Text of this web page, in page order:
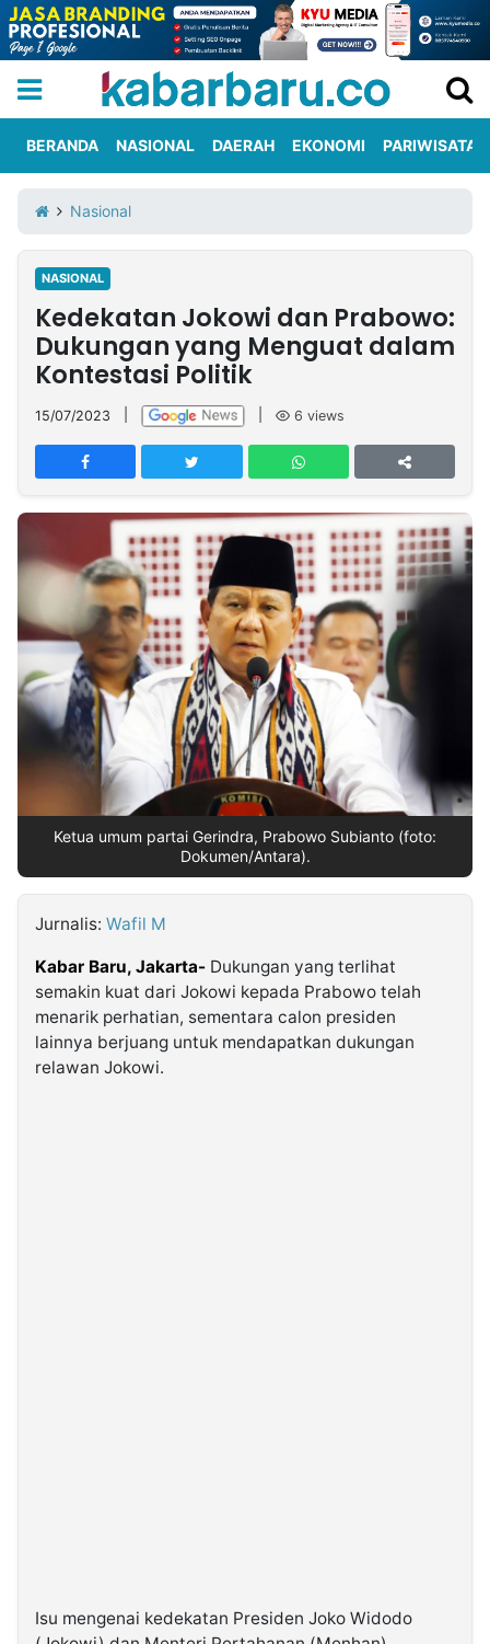
Iklan
Berita
Kami
Nasional
International
Olahraga
Entertainment
Daerah
Pariwisata
Kuliner
Kolom
Network
PT
TREETAN
INDONESIA
Insight
NTB
Suara
Time
Lens
IDN
Daily
Jogja
Jalan
Rakyat
Idealita
News
Kita
Notice
Dinamikapost.com
Radar
Baru
Seedbacklink
Follow
Kabarbaru.co
2026
BERANDA NASIONAL DAERAH EKONOMI PARIWISATA
Nasional
NASIONAL
Kedekatan Jokowi dan Prabowo:
Dukungan yang Menguat dalam
Kontestasi Politik
15/07/2023 6 views
Ketua umum partai Gerindra, Prabowo Subianto (foto:
Dokumen/Antara).
Jurnalis: Wafil M
Kabar Baru, Jakarta- Dukungan yang terlihat
semakin kuat dari Jokowi kepada Prabowo telah
menarik perhatian, sementara calon presiden
lainnya berjuang untuk mendapatkan dukungan
relawan Jokowi.
Isu mengenai kedekatan Presiden Joko Widodo